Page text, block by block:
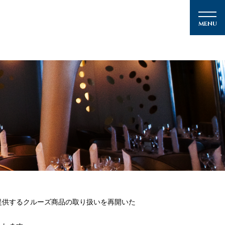
メルマガ登録
するクルーズ商品の取り扱いを再開いた